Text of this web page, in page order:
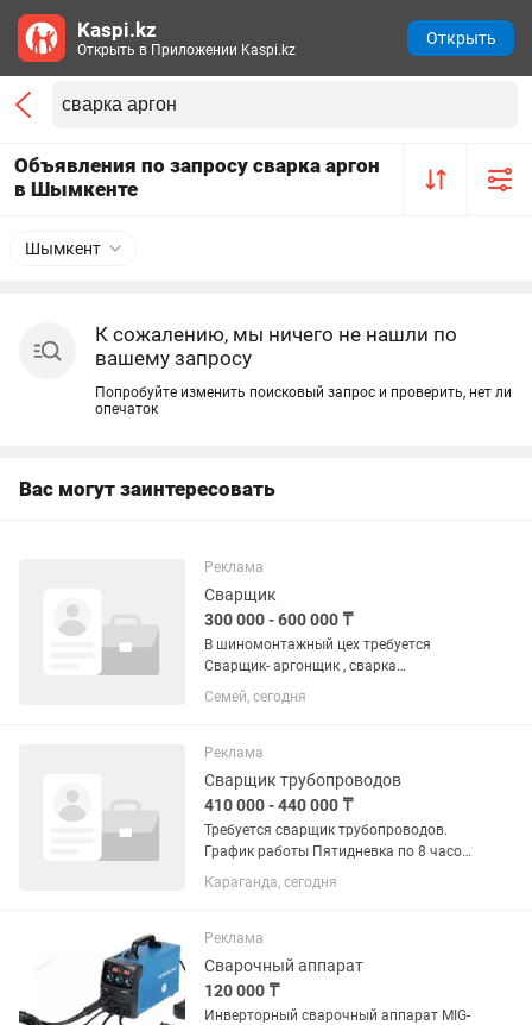
Объявления по запросу сварка аргон
в Шымкенте
Шымкент
К сожалению, мы ничего не нашли по
вашему запросу
Попробуйте изменить поисковый запрос и проверить, нет ли
опечаток
Вас могут заинтересовать
Реклама
Сварщик
300 000 - 600 000 ₸
В шиномонтажный цех требуется
Сварщик- аргонщик , сварка
нержавейющей стали,
алюминия(аргон),контроль качества
Семей, сегодня
Реклама
Сварщик трубопроводов
410 000 - 440 000 ₸
Требуется сварщик трубопроводов.
График работы Пятидневка по 8 часов
Опыт работы с ацителеном или
аргонно-дуговой сваркой
вахты нету Остальные вопросы по
телефону
Караганда, сегодня
Реклама
Сварочный аппарат
120 000 ₸
Инверторный сварочный аппарат MIG-
Kaspi.kz
Открыть в Приложении Kaspi.kz
Открыть